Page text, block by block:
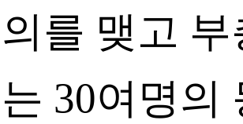
를 맺고
30여명의